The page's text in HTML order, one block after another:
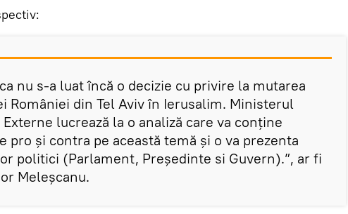
nu s-a luat încă o decizie cu privire la mutarea
României din Tel Aviv în Ierusalim. Ministerul
lucrează la o analiză care va conține
pro și contra pe această temă și o va prezenta
politici (Parlament, Președinte si Guvern).”, ar fi
Meleșcanu.